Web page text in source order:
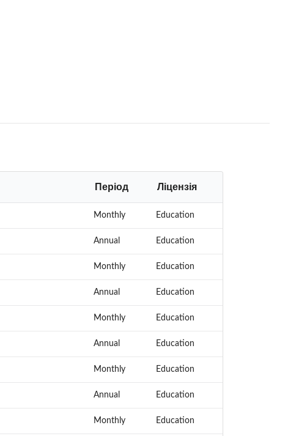
Період Ліцензія
Monthly Education
Annual Education
Monthly Education
Annual Education
Monthly Education
Annual Education
Monthly Education
Annual Education
Monthly Education